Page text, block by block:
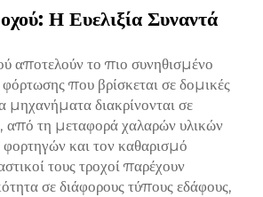
Η Ευελιξία Συναντά
αποτελούν το πιο συνηθισμένο
που βρίσκεται σε δομικές
μηχανήματα διακρίνονται σε
από τη μεταφορά χαλαρών υλικών
και τον καθαρισμό
τους τροχοί παρέχουν
σε διάφορους τύπους εδάφους,